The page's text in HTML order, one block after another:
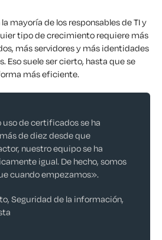
mayoría de los responsables de TI y
tipo de crecimiento requiere más
más servidores y más identidades
Eso suele ser cierto, hasta que se
más eficiente.
de certificados se ha
de diez desde que
nuestro equipo se ha
igual. De hecho, somos
cuando empezamos».
Seguridad de la información,